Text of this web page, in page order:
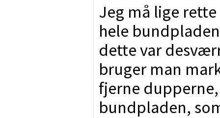
Jeg må lige
hele
dette var
bruger man
fjerne
bundpladen,